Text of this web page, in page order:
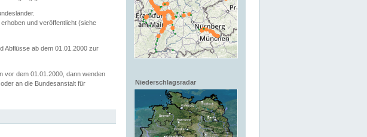
Niederschlagsradar
und veröffentlicht (siehe
Abflüsse ab dem 01.01.2000 zur
vor dem 01.01.2000, dann wenden
oder an die Bundesanstalt für